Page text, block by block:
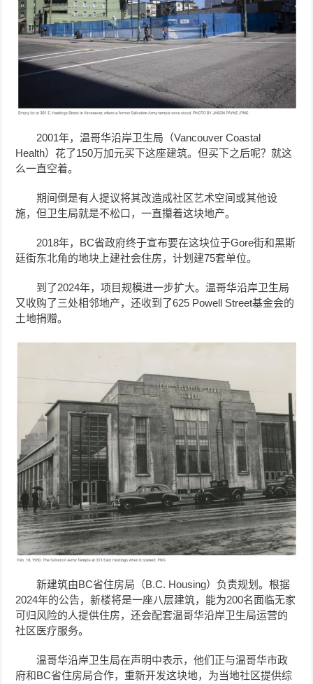
2001年，温哥华沿岸卫生局（Vancouver Coastal
Health）花了150万加元买下这座建筑。但买下之后呢？就这
么一直空着。
期间倒是有人提议将其改造成社区艺术空间或其他设
施，但卫生局就是不松口，一直攥着这块地产。
2018年，BC省政府终于宣布要在这块位于Gore街和黑斯
廷街东北角的地块上建社会住房，计划建75套单位。
到了2024年，项目规模进一步扩大。温哥华沿岸卫生局
又收购了三处相邻地产，还收到了625 Powell Street基金会的
土地捐赠。
新建筑由BC省住房局（B.C. Housing）负责规划。根据
2024年的公告，新楼将是一座八层建筑，能为200名面临无家
可归风险的人提供住房，还会配套温哥华沿岸卫生局运营的
社区医疗服务。
温哥华沿岸卫生局在声明中表示，他们正与温哥华市政
府和BC省住房局合作，重新开发这块地，为当地社区提供综